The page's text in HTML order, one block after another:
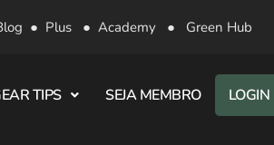
● Plus ● Academy ● Green Hub
TIPS SEJA MEMBRO LOGIN